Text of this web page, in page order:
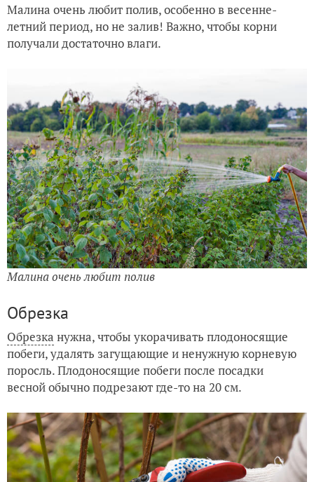
Малина очень любит полив, особенно в весенне-
летний период, но не залив! Важно, чтобы корни
получали достаточно влаги.
Малина очень любит полив
Обрезка
Обрезка нужна, чтобы укорачивать плодоносящие
побеги, удалять загущающие и ненужную корневую
поросль. Плодоносящие побеги после посадки
весной обычно подрезают где-то на 20 см.